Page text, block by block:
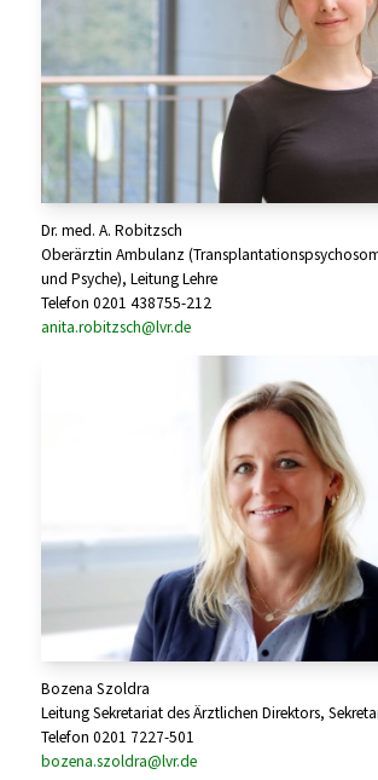
Dr. med. A. Robitzsch
Oberärztin Ambulanz
und Psyche), Leitung Lehre
Telefon 0201 438755-212
anita.robitzsch@lvr.de
Bozena Szoldra
Leitung Sekretariat des Ärztlichen Direktors,
Telefon 0201 7227-501
bozena.szoldra@lvr.de